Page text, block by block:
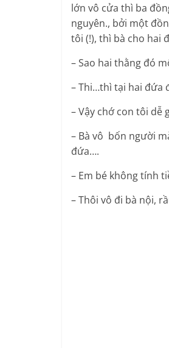
lớn vô cửa thì ba
nguyên., bởi một
tôi (!), thì bà cho hai
– Sao hai thằng đó
– Thi…thì tại hai đứa
– Vậy chớ con tôi dễ
– Bà vô bốn người
đứa….
– Em bé không tính
– Thôi vô đi bà nội,